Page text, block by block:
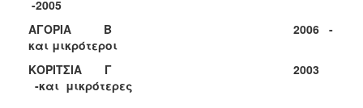
-2005
ΑΓΟΡΙΑ Β 2006 -
και μικρότεροι
ΚΟΡΙΤΣΙΑ Γ 2003
-και μικρότερες